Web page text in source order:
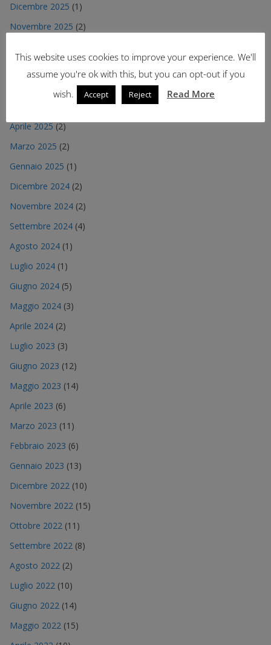
Dicembre 2025 (1)
Novembre 2025 (2)
Aprile 2025(2)
Marzo 2025 (2)
Gennaio 2025 (1)
Dicembre 2024 (2)
Novembre 2024 (2)
Settembre 2024 (4)
Agosto 2024 (1)
Luglio 2024 (1)
Giugno 2024 (5)
Maggio 2024 (3)
Aprile 2024 (2)
Luglio 2023 (3)
Giugno 2023 (12)
Maggio 2023 (14)
Aprile 2023 (6)
Marzo 2023 (11)
Febbraio 2023 (6)
Gennaio 2023 (13)
Dicembre 2022 (10)
Novembre 2022 (15)
Ottobre 2022 (11)
Settembre 2022 (8)
Agosto 2022 (2)
Luglio 2022 (10)
Giugno 2022 (14)
Maggio 2022 (15)
This website uses cookies to improve your experience. We'll
assume you're ok with this, but you can opt-out if you
wish.
Accept Reject Read More